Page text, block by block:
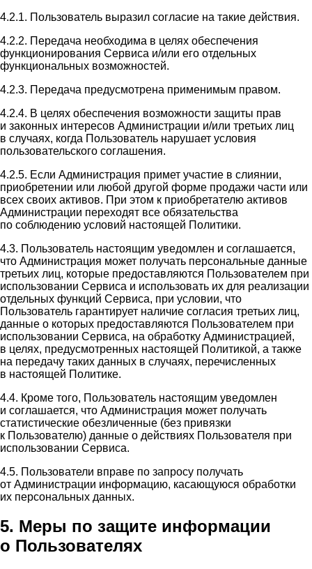
4.2.1. Пользователь выразил согласие на такие действия.
4.2.2. Передача необходима в целях обеспечения
функционирования Сервиса и/или его отдельных
функциональных возможностей.
4.2.3. Передача предусмотрена применимым правом.
4.2.4. В целях обеспечения возможности защиты прав
и законных интересов Администрации и/или третьих лиц
в случаях, когда Пользователь нарушает условия
пользовательского соглашения.
4.2.5. Если Администрация примет участие в слиянии,
приобретении или любой другой форме продажи части или
всех своих активов. При этом к приобретателю активов
Администрации переходят все обязательства
по соблюдению условий настоящей Политики.
4.3. Пользователь настоящим уведомлен и соглашается,
что Администрация может получать персональные данные
третьих лиц, которые предоставляются Пользователем при
использовании Сервиса и использовать их для реализации
отдельных функций Сервиса, при условии, что
Пользователь гарантирует наличие согласия третьих лиц,
данные о которых предоставляются Пользователем при
использовании Сервиса, на обработку Администрацией,
в целях, предусмотренных настоящей Политикой, а также
на передачу таких данных в случаях, перечисленных
в настоящей Политике.
4.4. Кроме того, Пользователь настоящим уведомлен
и соглашается, что Администрация может получать
статистические обезличенные (без привязки
к Пользователю) данные о действиях Пользователя при
использовании Сервиса.
4.5. Пользователи вправе по запросу получать
от Администрации информацию, касающуюся обработки
их персональных данных.
5. Меры по защите информации
о Пользователях